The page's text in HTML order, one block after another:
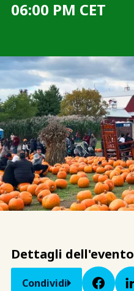
06:00 PM CET
Dettagli dell'evento
Condividi